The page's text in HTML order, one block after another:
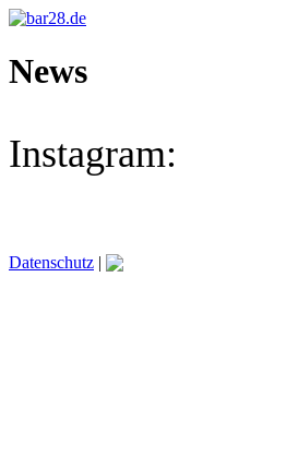
News
Instagram:
Datenschutz |